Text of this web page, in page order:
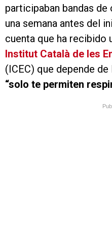
participaban bandas
una semana antes del
cuenta que ha recibido
Institut Català de les
(ICEC) que depende
“solo te permiten